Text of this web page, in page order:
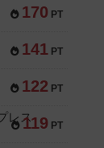
170 PT
141 PT
122 PT
119 PT